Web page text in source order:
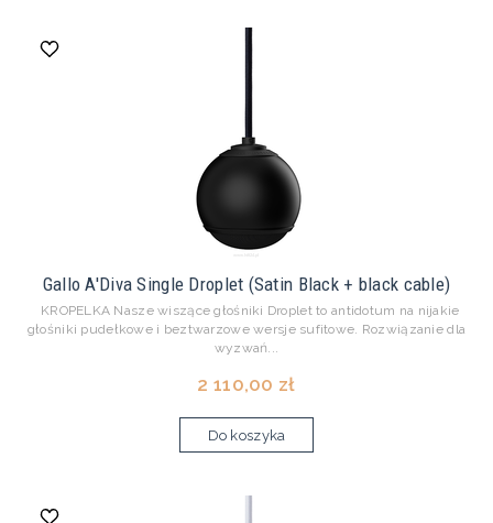
Gallo A'Diva Single Droplet (Satin Black + black cable)
KROPELKA Nasze wiszące głośniki Droplet to antidotum na nijakie
głośniki pudełkowe i beztwarzowe wersje sufitowe. Rozwiązanie dla
wyzwań...
2 110,00 zł
Do koszyka